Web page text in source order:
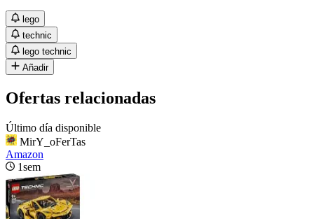
lego
technic
lego technic
Añadir
Ofertas relacionadas
Último día disponible
MirY_oFerTas
Amazon
1sem